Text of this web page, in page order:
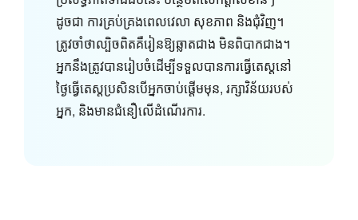
ដូចជា ការគ្រប់គ្រងពេលវេលា សុខភាព និងជុំវិញ។
ត្រូវចាំថាល្បិចពិតគឺរៀនឱ្យឆ្លាតជាង មិនពិបាកជាង។
អ្នក​នឹង​ត្រូវ​បាន​រៀបចំ​ដើម្បី​ទទួល​បាន​ការ​ធ្វើ​តេស្ដ​នៅ​
ថ្ងៃ​ធ្វើ​តេ​ស្ត​ប្រសិន​បើ​អ្នក​ចាប់​ផ្តើ​ម​មុន, រក្សា​វិន័យ​របស់​
អ្នក, និង​មាន​ជំនឿ​លើ​ដំណើរ​ការ.